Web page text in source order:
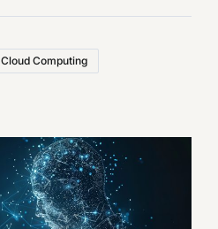
Cloud Computing